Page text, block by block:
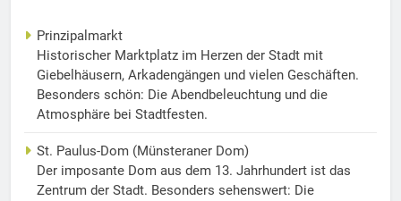
Prinzipalmarkt
Historischer Marktplatz im Herzen der Stadt mit
Giebelhäusern, Arkadengängen und vielen Geschäften.
Besonders schön: Die Abendbeleuchtung und die
Atmosphäre bei Stadtfesten.
St. Paulus-Dom (Münsteraner Dom)
Der imposante Dom aus dem 13. Jahrhundert ist das
Zentrum der Stadt. Besonders sehenswert: Die